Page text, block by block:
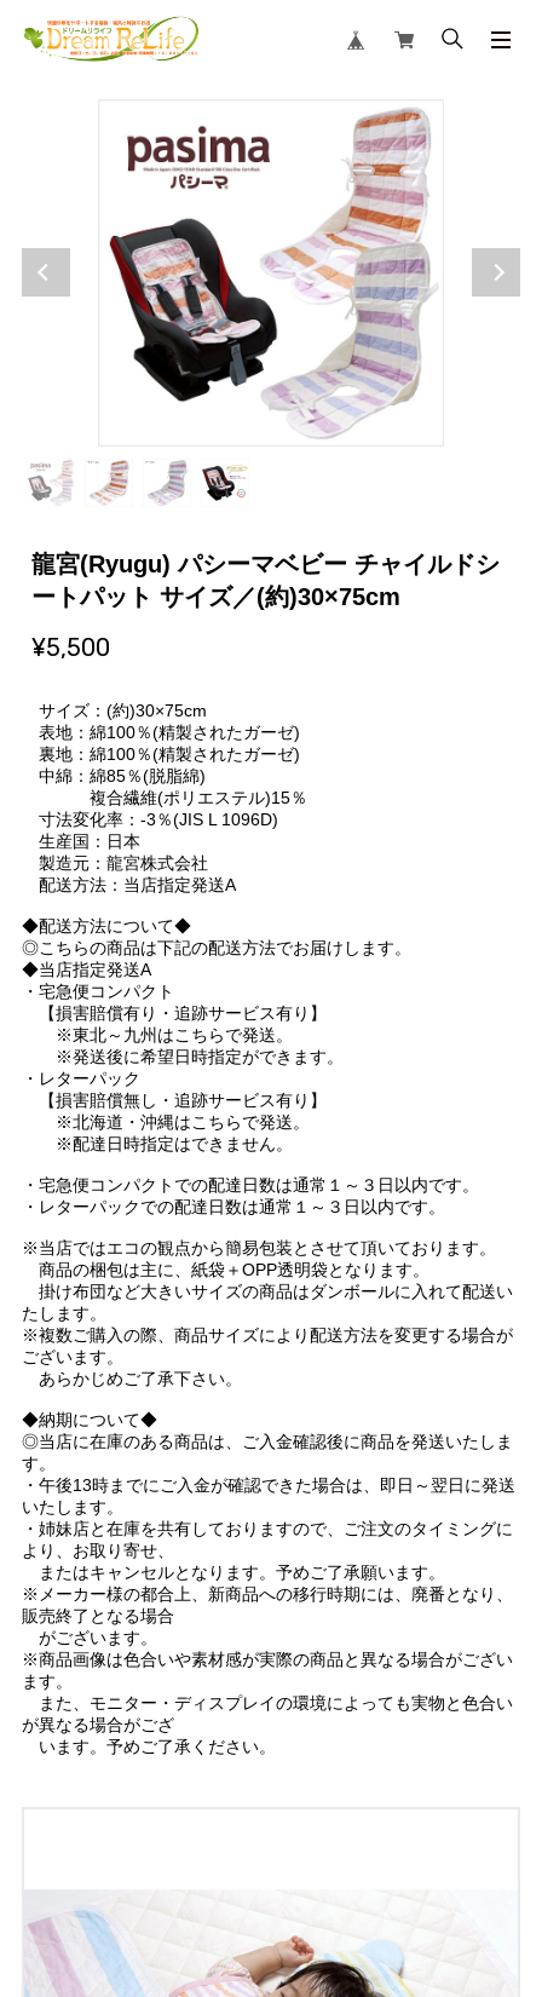
龍宮(Ryugu) パシーマベビー チャイルドシ
ートパット サイズ／(約)30×75cm
¥5,500
サイズ：(約)30×75cm
表地：綿100％(精製されたガーゼ)
裏地：綿100％(精製されたガーゼ)
中綿：綿85％(脱脂綿)
複合繊維(ポリエステル)15％
寸法変化率：-3％(JIS L 1096D)
生産国：日本
製造元：龍宮株式会社
配送方法：当店指定発送A
◆配送方法について◆
◎こちらの商品は下記の配送方法でお届けします。
◆当店指定発送A
・宅急便コンパクト
【損害賠償有り・追跡サービス有り】
※東北～九州はこちらで発送。
※発送後に希望日時指定ができます。
・レターパック
【損害賠償無し・追跡サービス有り】
※北海道・沖縄はこちらで発送。
※配達日時指定はできません。
・宅急便コンパクトでの配達日数は通常１～３日以内です。
・レターパックでの配達日数は通常１～３日以内です。
※当店ではエコの観点から簡易包装とさせて頂いております。
商品の梱包は主に、紙袋＋OPP透明袋となります。
掛け布団など大きいサイズの商品はダンボールに入れて配送い
たします。
※複数ご購入の際、商品サイズにより配送方法を変更する場合が
ございます。
あらかじめご了承下さい。
◆納期について◆
◎当店に在庫のある商品は、ご入金確認後に商品を発送いたしま
す。
・午後13時までにご入金が確認できた場合は、即日～翌日に発送
いたします。
・姉妹店と在庫を共有しておりますので、ご注文のタイミングに
より、お取り寄せ、
またはキャンセルとなります。予めご了承願います。
※メーカー様の都合上、新商品への移行時期には、廃番となり、
販売終了となる場合
がございます。
※商品画像は色合いや素材感が実際の商品と異なる場合がござい
ます。
また、モニター・ディスプレイの環境によっても実物と色合い
が異なる場合がござ
います。予めご了承ください。